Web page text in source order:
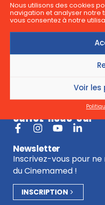
Nous utilisons des cookies
navigation et analyser notre
vous consentez à notre
Voir les
suivez-nous sur
Newsletter
Inscrivez-vous pour
du Cinemamed !
INSCRIPTION